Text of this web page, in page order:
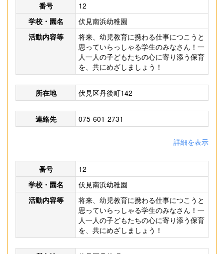
番号
12
学校・園名
伏見南浜幼稚園
活動内容等
将来、幼児教育に携わる仕事につこうと
思っていらっしゃる学生のみなさん！一
人一人の子どもたちの心に寄り添う保育
を、共にめざしましょう！
所在地 伏見区丹後町142
連絡先 075-601-2731
詳細を表示
番号
12
学校・園名
伏見南浜幼稚園
活動内容等
将来、幼児教育に携わる仕事につこうと
思っていらっしゃる学生のみなさん！一
人一人の子どもたちの心に寄り添う保育
を、共にめざしましょう！